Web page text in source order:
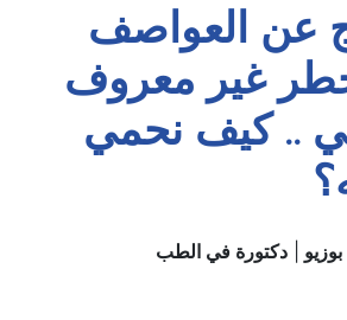
عن العواصف
غير معروف
.. كيف نحمي
دكتورة في الطب